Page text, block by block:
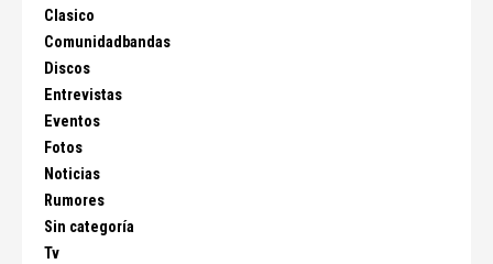
Clasico
Comunidadbandas
Discos
Entrevistas
Eventos
Fotos
Noticias
Rumores
Sin categoría
Tv